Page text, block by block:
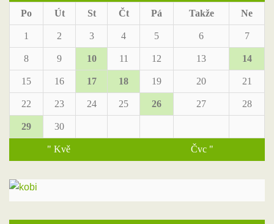
Po Út St Čt Pá Takže Ne
1 2 3 4 5 6 7
8 9 10 11 12 13 14
15 16 17 18 19 20 21
22 23 24 25 26 27 28
29 30
" Kvě Čvc "